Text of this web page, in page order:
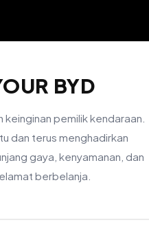
BYD
pemilik kendaraan.
dan terus menghadirkan
gaya, kenyamanan, dan
berbelanja.